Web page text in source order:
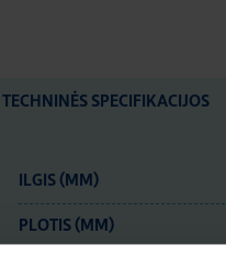
TECHNINĖS SPECIFIKACIJOS
ILGIS (MM)
PLOTIS (MM)